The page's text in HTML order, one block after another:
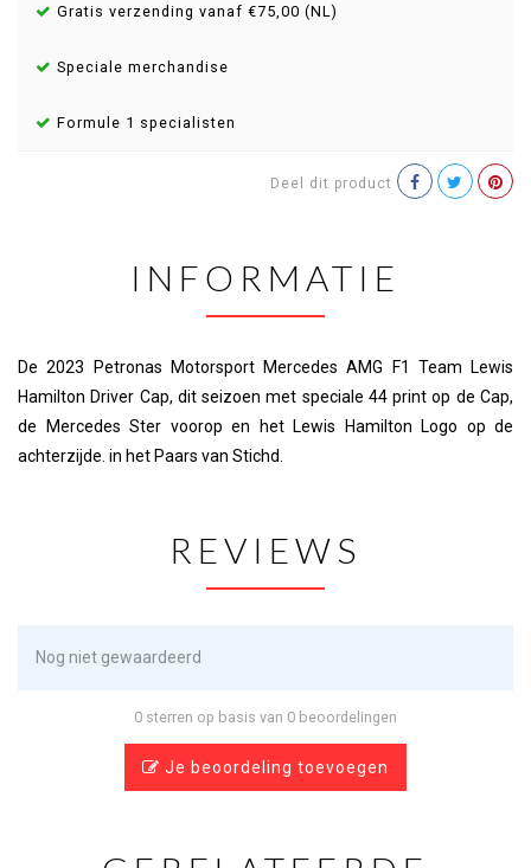
Gratis verzending vanaf €75,00 (NL)
Speciale merchandise
Formule 1 specialisten
Deel dit product
INFORMATIE
De 2023 Petronas Motorsport Mercedes AMG F1 Team Lewis
Hamilton Driver Cap, dit seizoen met speciale 44 print op de Cap,
de Mercedes Ster voorop en het Lewis Hamilton Logo op de
achterzijde. in het Paars van Stichd.
REVIEWS
Nog niet gewaardeerd
0 sterren op basis van 0 beoordelingen
Je beoordeling toevoegen